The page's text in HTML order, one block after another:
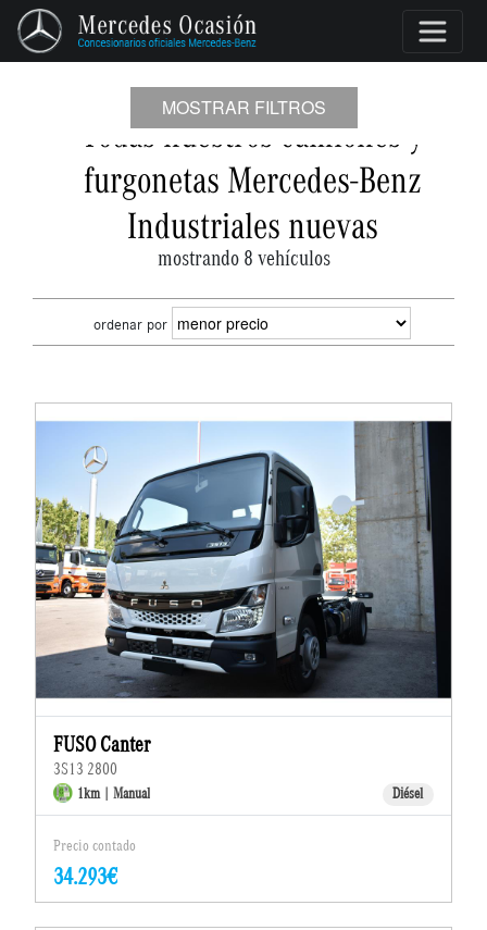
MOSTRAR FILTROS
Todas nuestros camiones y
furgonetas Mercedes-Benz
Industriales nuevas
mostrando 8 vehículos
ordenar por
FUSO Canter
3S13 2800
1km | Manual Diésel
Precio contado
34.293€